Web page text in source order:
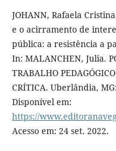
JOHANN, Rafaela
e o acirramento de
pública: a resistência a
In: MALANCHEN, Julia.
TRABALHO
CRÍTICA. Uberlândia,
Disponível em:
https://
Acesso em: 24 set. 2022.